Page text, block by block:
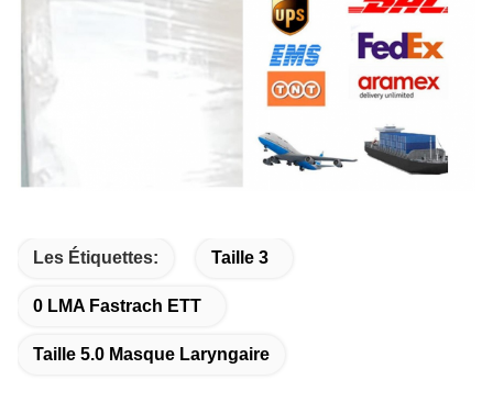
Les Étiquettes: Taille 3
0 LMA Fastrach ETT
Taille 5.0 Masque Laryngaire